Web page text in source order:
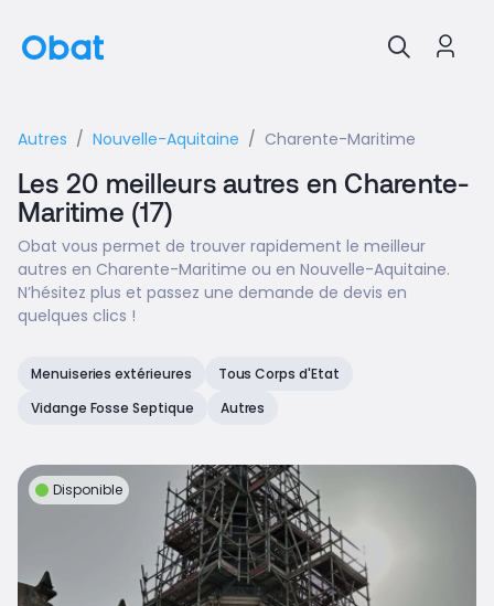
Autres Nouvelle-Aquitaine Charente-Maritime
Les 20 meilleurs autres en Charente-
Maritime (17)
Obat vous permet de trouver rapidement le meilleur
autres en Charente-Maritime ou en Nouvelle-Aquitaine.
N’hésitez plus et passez une demande de devis en
quelques clics !
Menuiseries extérieures
Tous Corps d'Etat
Vidange Fosse Septique
Autres
Disponible